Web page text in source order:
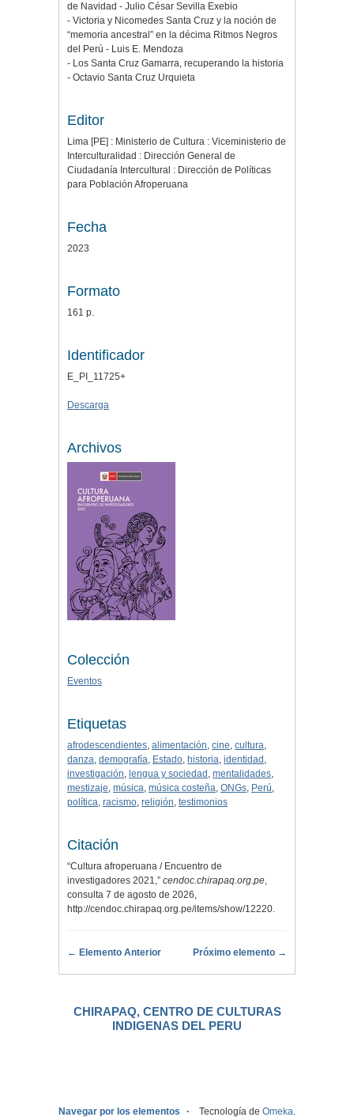
de Navidad - Julio César Sevilla Exebio
- Victoria y Nicomedes Santa Cruz y la noción de
“memoria ancestral” en la décima Ritmos Negros
del Perú - Luis E. Mendoza
- Los Santa Cruz Gamarra, recuperando la historia
- Octavio Santa Cruz Urquieta
Editor
Lima [PE] : Ministerio de Cultura : Viceministerio de
Interculturalidad : Dirección General de
Ciudadanía Intercultural : Dirección de Políticas
para Población Afroperuana
Fecha
2023
Formato
161 p.
Identificador
E_PI_11725+
Descarga
Archivos
Colección
Eventos
Etiquetas
afrodescendientes, alimentación, cine, cultura,
danza, demografía, Estado, historia, identidad ,
investigación, lengua y sociedad , mentalidades,
mestizaje, música, música costeña, ONGs, Perú,
política, racismo, religión, testimonios
Citación
“Cultura afroperuana / Encuentro de
investigadores 2021,” cendoc.chirapaq.org.pe,
consulta 7 de agosto de 2026,
http://cendoc.chirapaq.org.pe/items/show/12220.
← Elemento Anterior Próximo elemento →
CHIRAPAQ, CENTRO DE CULTURAS
INDIGENAS DEL PERU
Navegar por los elementos Tecnología de Omeka.